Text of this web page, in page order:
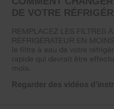
DE VOTRE
REMPLACEZ LES FILTRES
RÉFRIGÉRATEUR EN
le filtre à eau de votre
rapide qui devrait être
mois.
Regarder des vidéos